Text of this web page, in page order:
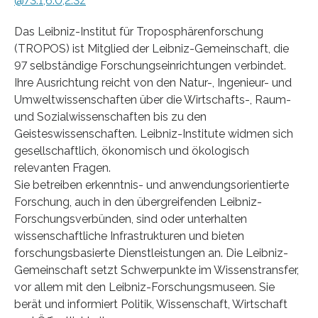
Das Leibniz-Institut für Troposphärenforschung
(TROPOS) ist Mitglied der Leibniz-Gemeinschaft, die
97 selbständige Forschungseinrichtungen verbindet.
Ihre Ausrichtung reicht von den Natur-, Ingenieur- und
Umweltwissenschaften über die Wirtschafts-, Raum-
und Sozialwissenschaften bis zu den
Geisteswissenschaften. Leibniz-Institute widmen sich
gesellschaftlich, ökonomisch und ökologisch
relevanten Fragen.
Sie betreiben erkenntnis- und anwendungsorientierte
Forschung, auch in den übergreifenden Leibniz-
Forschungsverbünden, sind oder unterhalten
wissenschaftliche Infrastrukturen und bieten
forschungsbasierte Dienstleistungen an. Die Leibniz-
Gemeinschaft setzt Schwerpunkte im Wissenstransfer,
vor allem mit den Leibniz-Forschungsmuseen. Sie
berät und informiert Politik, Wissenschaft, Wirtschaft